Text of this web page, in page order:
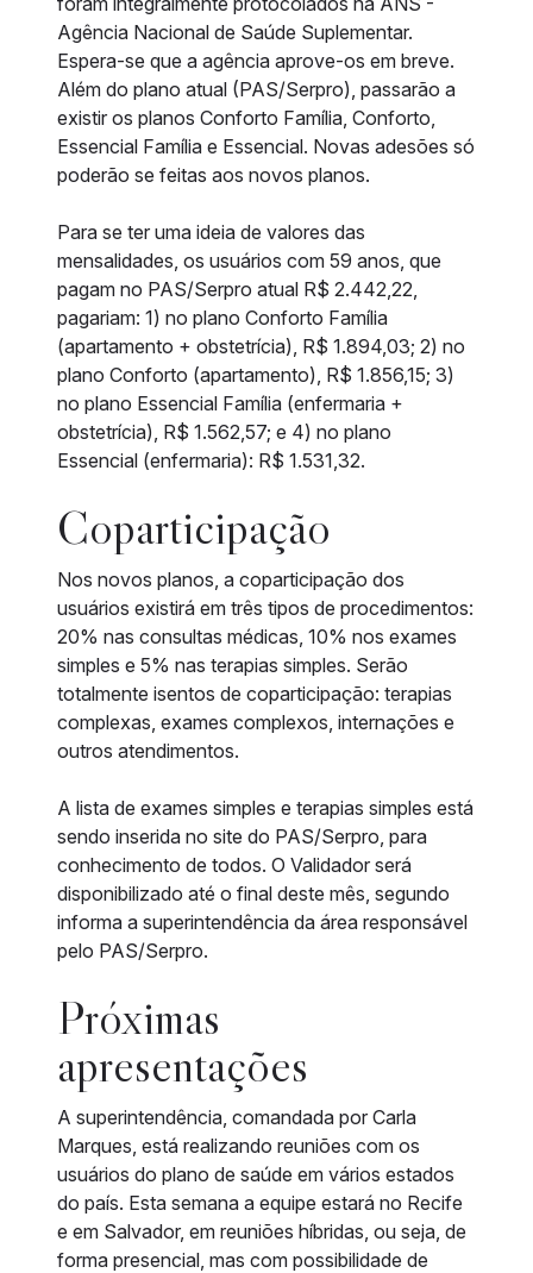
Agência Nacional de Saúde Suplementar.
Espera-se que a agência aprove-os em breve.
Além do plano atual (PAS/Serpro), passarão a
existir os planos Conforto Família, Conforto,
Essencial Família e Essencial. Novas adesões só
poderão se feitas aos novos planos.
Para se ter uma ideia de valores das
mensalidades, os usuários com 59 anos, que
pagam no PAS/Serpro atual R$ 2.442,22,
pagariam: 1) no plano Conforto Família
(apartamento + obstetrícia), R$ 1.894,03; 2) no
plano Conforto (apartamento), R$ 1.856,15; 3)
no plano Essencial Família (enfermaria +
obstetrícia), R$ 1.562,57; e 4) no plano
Essencial (enfermaria): R$ 1.531,32.
Coparticipação
Nos novos planos, a coparticipação dos
usuários existirá em três tipos de procedimentos:
20% nas consultas médicas, 10% nos exames
simples e 5% nas terapias simples. Serão
totalmente isentos de coparticipação: terapias
complexas, exames complexos, internações e
outros atendimentos.
A lista de exames simples e terapias simples está
sendo inserida no site do PAS/Serpro, para
conhecimento de todos. O Validador será
disponibilizado até o final deste mês, segundo
informa a superintendência da área responsável
pelo PAS/Serpro.
Próximas
apresentações
A superintendência, comandada por Carla
Marques, está realizando reuniões com os
usuários do plano de saúde em vários estados
do país. Esta semana a equipe estará no Recife
e em Salvador, em reuniões híbridas, ou seja, de
forma presencial, mas com possibilidade de